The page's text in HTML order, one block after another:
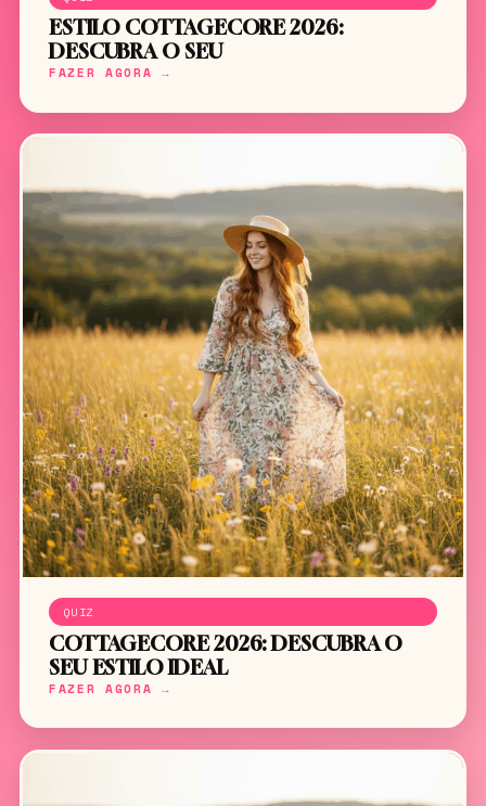
ESTILO COTTAGECORE 2026:
DESCUBRA O SEU
FAZER AGORA →
QUIZ
COTTAGECORE 2026: DESCUBRA O
SEU ESTILO IDEAL
FAZER AGORA →